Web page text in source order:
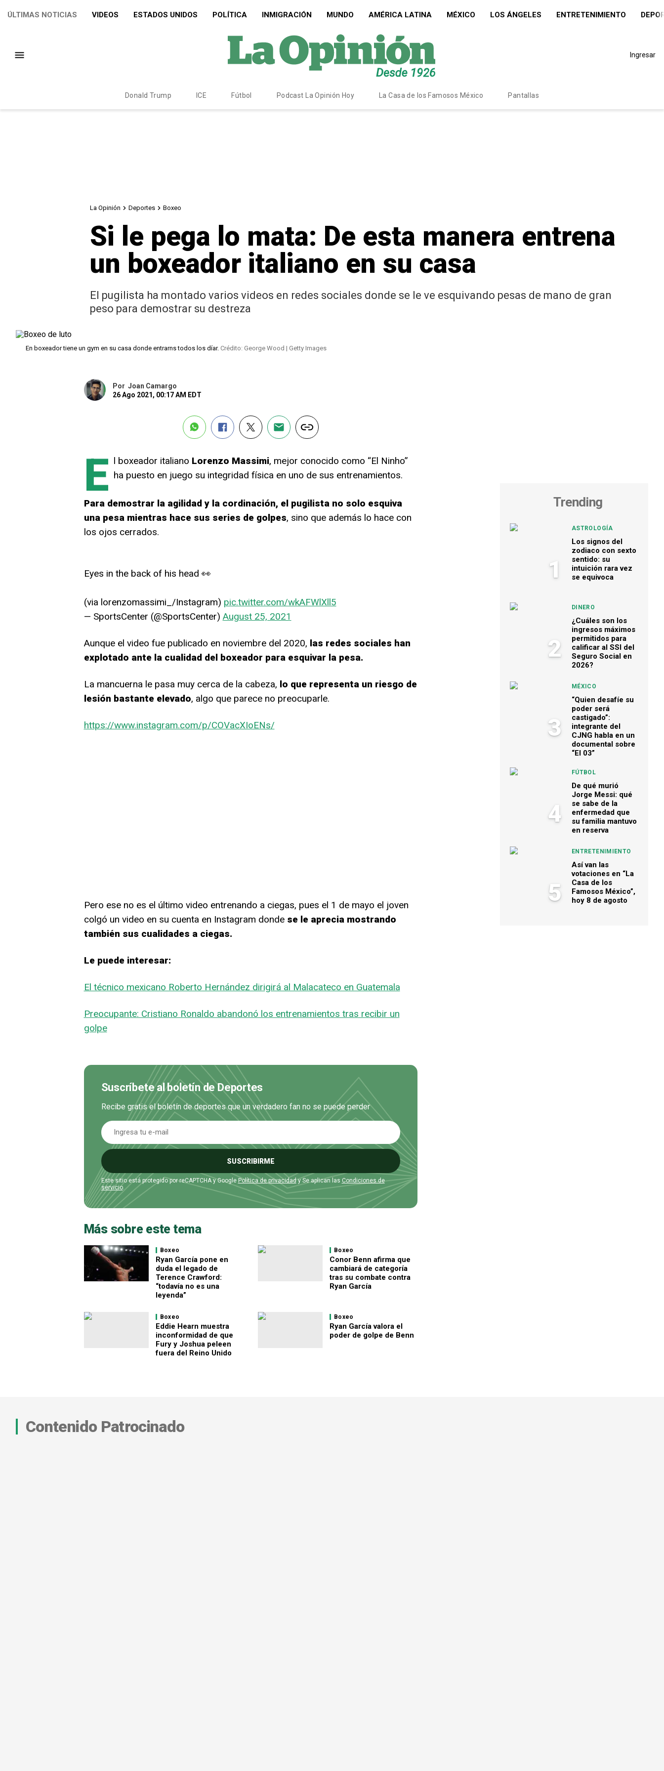
ÚLTIMAS NOTICIAS VIDEOS ESTADOS UNIDOS POLÍTICA INMIGRACIÓN MUNDO AMÉRICA LATINA MÉXICO LOS ÁNGELES ENTRETENIMIENTO
Ingresar
Donald Trump ICE Fútbol Podcast La Opinión Hoy La Casa de los Famosos México Pantallas
La Opinión Deportes Boxeo
Si le pega lo mata: De esta manera entrena
un boxeador italiano en su casa
El pugilista ha montado varios videos en redes sociales donde se le ve esquivando pesas de mano de gran
peso para demostrar su destreza
En boxeador tiene un gym en su casa donde entrarns todos los díar. Crédito: George Wood | Getty Images
Por Joan Camargo
26 Ago 2021, 00:17 AM EDT
E l boxeador italiano Lorenzo Massimi, mejor conocido como “El Ninho”
ha puesto en juego su integridad física en uno de sus entrenamientos.
Para demostrar la agilidad y la cordinación, el pugilista no solo esquiva
una pesa mientras hace sus series de golpes, sino que además lo hace con
los ojos cerrados.
Eyes in the back of his head 👀
(via lorenzomassimi_/Instagram) pic.twitter.com/wkAFWlXll5
— SportsCenter (@SportsCenter) August 25, 2021
Aunque el video fue publicado en noviembre del 2020, las redes sociales han
explotado ante la cualidad del boxeador para esquivar la pesa.
La mancuerna le pasa muy cerca de la cabeza, lo que representa un riesgo de
lesión bastante elevado, algo que parece no preocuparle.
https://www.instagram.com/p/COVacXIoENs/
Pero ese no es el último video entrenando a ciegas, pues el 1 de mayo el joven
colgó un video en su cuenta en Instagram dondese le aprecia mostrando
también sus cualidades a ciegas.
Le puede interesar:
El técnico mexicano Roberto Hernández dirigirá al Malacateco en Guatemala
Preocupante: Cristiano Ronaldo abandonó los entrenamientos tras recibir un
golpe
Suscríbete al boletín de Deportes
Recibe gratis el boletín de deportes que un verdadero fan no se puede perder
SUSCRIBIRME
Este sitio está protegido por reCAPTCHA y Google Política de privacidady Se aplican las Condiciones de
servicio.
Más sobre este tema
Boxeo
Ryan García pone en
duda el legado de
Terence Crawford:
“todavía no es una
leyenda”
Boxeo
Conor Benn afirma que
cambiará de categoría
tras su combate contra
Ryan García
Boxeo
Eddie Hearn muestra
inconformidad de que
Fury y Joshua peleen
fuera del Reino Unido
Boxeo
Ryan García valora el
poder de golpe de Benn
Trending
1
ASTROLOGÍA
Los signos del
zodiaco con sexto
sentido: su
intuición rara vez
se equivoca
2
DINERO
¿Cuáles son los
ingresos máximos
permitidos para
calificar al SSI del
Seguro Social en
2026?
3
MÉXICO
“Quien desafíe su
poder será
castigado”:
integrante del
CJNG habla en un
documental sobre
“El 03”
4
FÚTBOL
De qué murió
Jorge Messi: qué
se sabe de la
enfermedad que
su familia mantuvo
en reserva
5
ENTRETENIMIENTO
Así van las
votaciones en “La
Casa de los
Famosos México”,
hoy 8 de agosto
Contenido Patrocinado